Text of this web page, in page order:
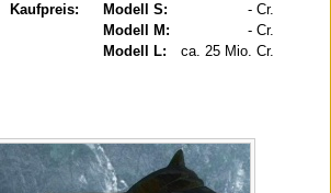
Kaufpreis:
Modell S:
Modell M:
Modell L:
- Cr.
- Cr.
ca. 25 Mio. Cr.